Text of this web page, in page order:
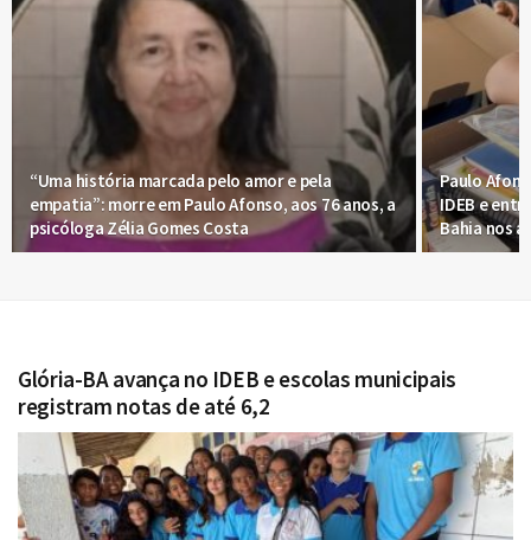
“Uma história marcada pelo amor e pela
empatia”: morre em Paulo Afonso, aos 76 anos, a
psicóloga Zélia Gomes Costa
Paulo
IDEB e
Bahia nos
Glória-BA avança no IDEB e escolas municipais
registram notas de até 6,2